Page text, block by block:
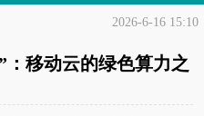
2026-6-16 15:10
移动云的绿色算力之